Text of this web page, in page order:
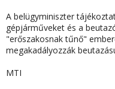
A belügyminiszter
gépjárműveket és a
"erőszakosnak tűnő"
megakadályozzák
MTI